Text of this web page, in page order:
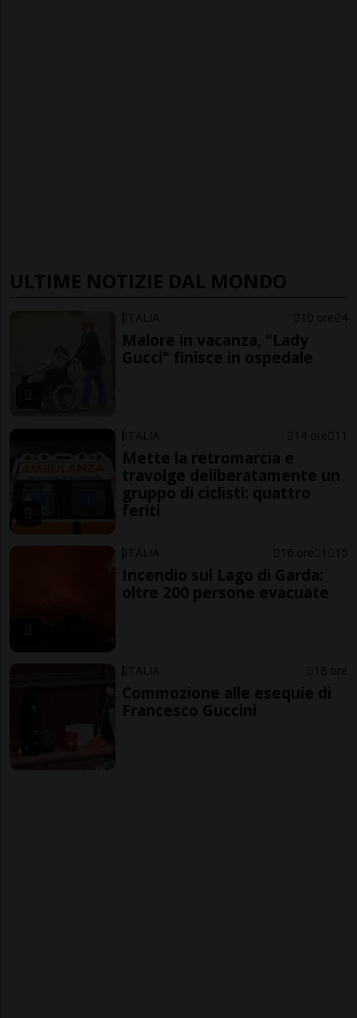
ULTIME NOTIZIE DAL MONDO
ITALIA 10 ore 4
Malore in vacanza, "Lady
Gucci" finisce in ospedale
ITALIA 14 ore 11
Mette la retromarcia e
travolge deliberatamente un
gruppo di ciclisti: quattro
feriti
ITALIA 16 ore 1 15
Incendio sul Lago di Garda:
oltre 200 persone evacuate
ITALIA 18 ore
Commozione alle esequie di
Francesco Guccini